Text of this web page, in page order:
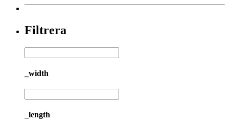
Filtrera
_width
_length